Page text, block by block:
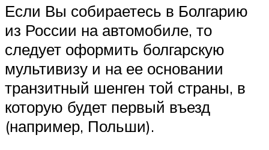
Если Вы собираетесь в Болгарию
из России на автомобиле, то
следует оформить болгарскую
мультивизу и на ее основании
транзитный шенген той страны, в
которую будет первый въезд
(например, Польши).